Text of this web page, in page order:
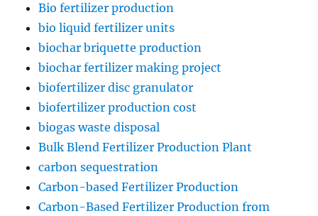
Bio fertilizer production
bio liquid fertilizer units
biochar briquette production
biochar fertilizer making project
biofertilizer disc granulator
biofertilizer production cost
biogas waste disposal
Bulk Blend Fertilizer Production Plant
carbon sequestration
Carbon-based Fertilizer Production
Carbon-Based Fertilizer Production from